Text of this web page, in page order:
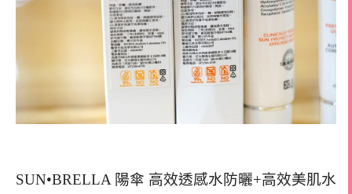
SUN•BRELLA 陽傘 高效透感水防曬+高效美肌水